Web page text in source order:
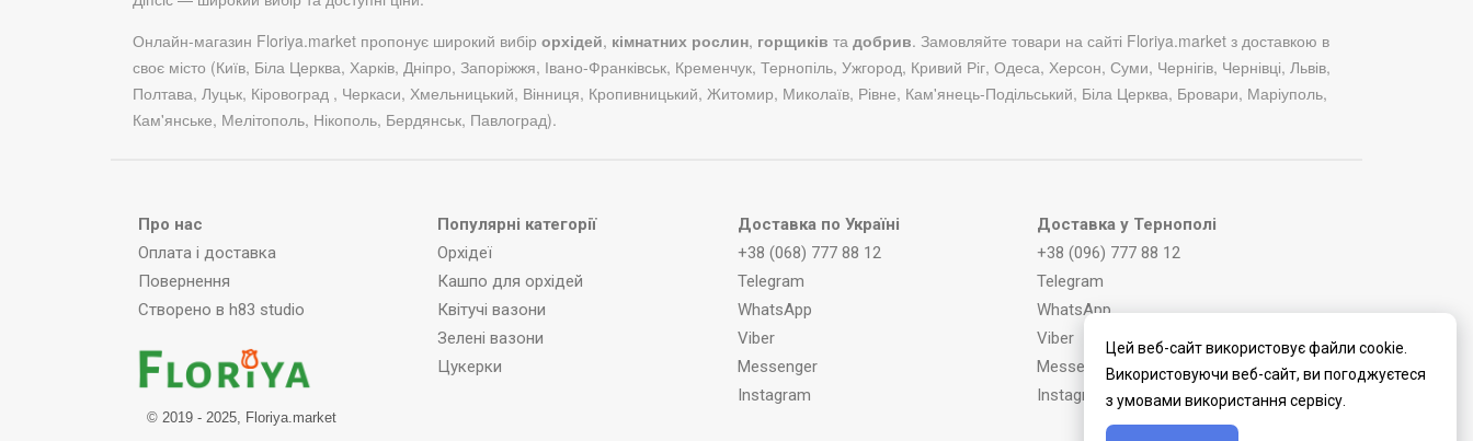
Онлайн-магазин Floriya.market пропонує широкий вибір орхідей, кімнатних рослин, горщиків та добрив. Замовляйте товари на сайті Floriya.market з доставкою в
своє місто (Київ, Біла Церква, Харків, Дніпро, Запоріжжя, Івано-Франківськ, Кременчук, Тернопіль, Ужгород, Кривий Ріг, Одеса, Херсон, Суми, Чернігів, Чернівці, Львів,
Полтава, Луцьк, Кіровоград , Черкаси, Хмельницький, Вінниця, Кропивницький, Житомир, Миколаїв, Рівне, Кам'янець-Подільський, Біла Церква, Бровари, Маріуполь,
Кам'янське, Мелітополь, Нікополь, Бердянськ, Павлоград).
Про нас
Оплата і доставка
Повернення
Створено в h83 studio
© 2019 - 2025, Floriya.market
Популярні категорії
Орхідеї
Кашпо для орхідей
Квітучі вазони
Зелені вазони
Цукерки
Доставка по Україні
+38 (068) 777 88 12
Telegram
WhatsApp
Viber
Messenger
Instagram
Доставка у Тернополі
+38 (096) 777 88 12
Telegram
WhatsApp
Viber
Messenger
Instagram
Цей веб-сайт використовує файли cookie.
Використовуючи веб-сайт, ви погоджуєтеся
з умовами використання сервісу.